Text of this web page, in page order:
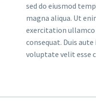
sed do eiusmod
magna aliqua. Ut
exercitation ullamco
consequat. Duis
voluptate velit esse